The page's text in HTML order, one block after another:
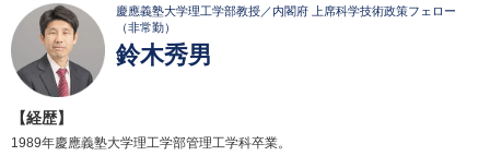
慶應義塾大学理工学部教授／内閣府 上席科学技術政策フェロー
（非常勤）
鈴木秀男
【経歴】
1989年慶應義塾大学理工学部管理工学科卒業。